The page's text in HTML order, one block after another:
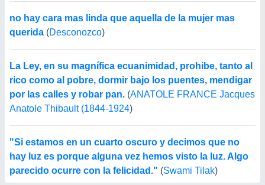
no hay cara mas linda que aquella de la mujer mas
querida (Desconozco)
La Ley, en su magnífica ecuanimidad, prohibe, tanto al
rico como al pobre, dormir bajo los puentes, mendigar
por las calles y robar pan. (ANATOLE FRANCE Jacques
Anatole Thibault (1844-1924)
"Si estamos en un cuarto oscuro y decimos que no
hay luz es porque alguna vez hemos visto la luz. Algo
parecido ocurre con la felicidad." (Swami Tilak)